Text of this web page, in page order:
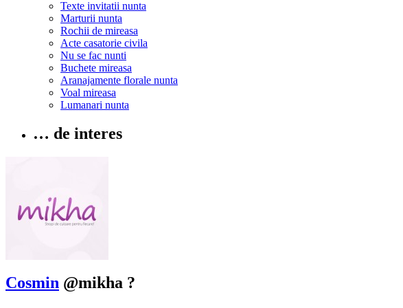
Texte invitatii nunta
Marturii nunta
Rochii de mireasa
Acte casatorie civila
Nu se fac nunti
Buchete mireasa
Aranajamente florale nunta
Voal mireasa
Lumanari nunta
… de interes
Cosmin @mikha ?